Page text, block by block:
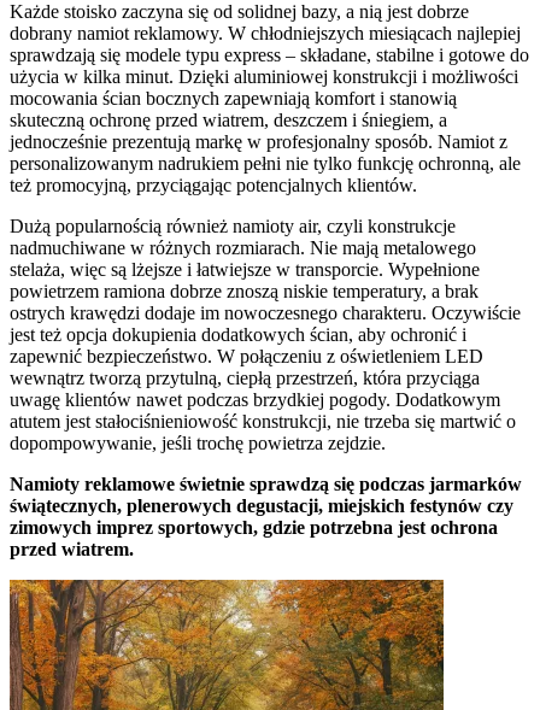
Każde stoisko zaczyna się od solidnej bazy, a nią jest dobrze
dobrany namiot reklamowy. W chłodniejszych miesiącach najlepiej
sprawdzają się modele typu express – składane, stabilne i gotowe do
użycia w kilka minut. Dzięki aluminiowej konstrukcji i możliwości
mocowania ścian bocznych zapewniają komfort i stanowią
skuteczną ochronę przed wiatrem, deszczem i śniegiem, a
jednocześnie prezentują markę w profesjonalny sposób. Namiot z
personalizowanym nadrukiem pełni nie tylko funkcję ochronną, ale
też promocyjną, przyciągając potencjalnych klientów.
Dużą popularnością również namioty air, czyli konstrukcje
nadmuchiwane w różnych rozmiarach. Nie mają metalowego
stelaża, więc są lżejsze i łatwiejsze w transporcie. Wypełnione
powietrzem ramiona dobrze znoszą niskie temperatury, a brak
ostrych krawędzi dodaje im nowoczesnego charakteru. Oczywiście
jest też opcja dokupienia dodatkowych ścian, aby ochronić i
zapewnić bezpieczeństwo. W połączeniu z oświetleniem LED
wewnątrz tworzą przytulną, ciepłą przestrzeń, która przyciąga
uwagę klientów nawet podczas brzydkiej pogody. Dodatkowym
atutem jest stałociśnieniowość konstrukcji, nie trzeba się martwić o
dopompowywanie, jeśli trochę powietrza zejdzie.
Namioty reklamowe świetnie sprawdzą się podczas jarmarków
świątecznych, plenerowych degustacji, miejskich festynów czy
zimowych imprez sportowych, gdzie potrzebna jest ochrona
przed wiatrem.